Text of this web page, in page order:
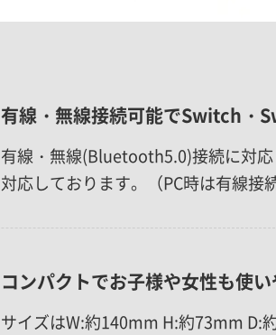
有線・無線接続可能でSwitch・
有線・無線(Bluetooth5.0)接続に対
対応しております。（PC時は有線
コンパクトでお子様や女性も使い
サイズはW:約140mm H:約73mm D: